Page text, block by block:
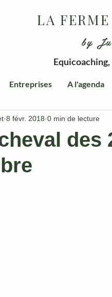
LA
by
Entreprises A l'agenda
des
8 févr. 2018 0 min de lecture